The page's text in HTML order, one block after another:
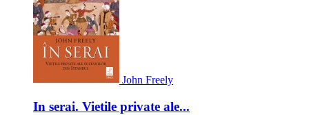
John Freely
In serai. Vietile private ale...